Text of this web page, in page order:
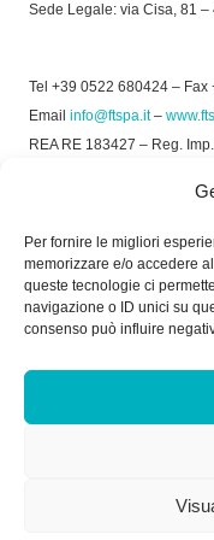
Per fornire le migliori
memorizzare e/o accedere
queste tecnologie ci
navigazione o ID unici su
consenso può influire
Sede Legale: via Cisa, 81
Tel +39 0522 680424 – Fax
Email info@ftspa.it–
REA RE 183427 – Reg.
Privacy
SOCIAL
Dal Lunedì al Venerdì:
Dal Lunedì al Venerdì: